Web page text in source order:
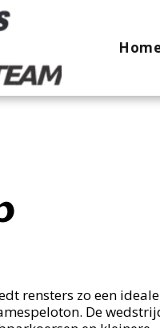
rensters zo een
De